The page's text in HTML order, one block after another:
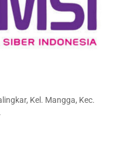
Kel. Mangga, Kec.